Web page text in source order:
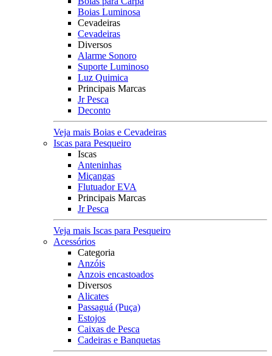
Boias Luminosa
Cevadeiras
Cevadeiras
Diversos
Alarme Sonoro
Suporte Luminoso
Luz Quimica
Principais Marcas
Jr Pesca
Deconto
Veja mais Boias e Cevadeiras
Iscas para Pesqueiro
Iscas
Anteninhas
Miçangas
Flutuador EVA
Principais Marcas
Jr Pesca
Veja mais Iscas para Pesqueiro
Acessórios
Categoria
Anzóis
Anzois encastoados
Diversos
Alicates
Passaguá (Puça)
Estojos
Caixas de Pesca
Cadeiras e Banquetas